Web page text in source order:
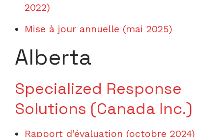
2022)
Mise à jour annuelle (mai 2025)
Alberta
Specialized Response
Solutions (Canada Inc.)
Rapport d’évaluation (octobre 2024)